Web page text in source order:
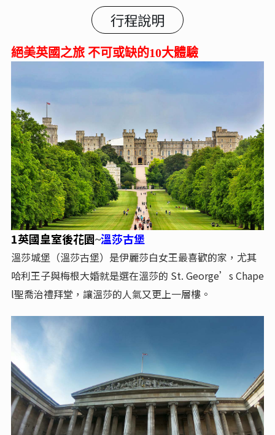
行程說明
絕美英國之旅 不可或缺的10大體驗
1英國皇室後花園~溫莎古堡
溫莎城堡（溫莎古堡）是伊麗莎白女王最喜歡的家，尤其
哈利王子與梅根大婚就是選在溫莎的 St. George’s Chape
l聖喬治禮拜堂，讓溫莎的人氣又更上一層樓。